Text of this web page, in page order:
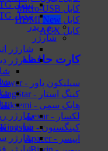
کابل Micro-USB
کابل HDMI
کابل AUX
کارت حافظه
سیلیکون پاور - Silicon Power
کینگ استار - KingStar
هایک‌ سمی - Hiksemi
لکسار - Lexar
کینگستون - Kingston
اپیسر - Apacer
تبدیل OTG مک دودو
تبدیل OTG کینگ استار
رم ریدر
شارژر
شارژر
شارژر
شارژر
شارژر
شارژر